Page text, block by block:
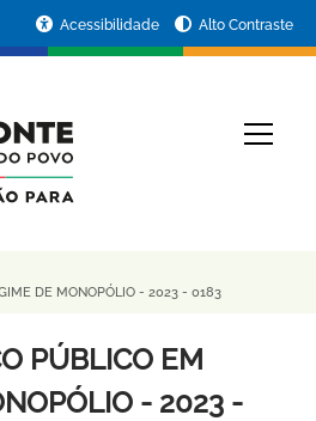
Acessibilidade Alto Contraste
DE MONOPÓLIO - 2023 - 0183
PÚBLICO EM
- 2023 -